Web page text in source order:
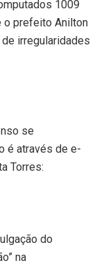
1009
o prefeito Anilton
irregularidades
se
é através de e-
Torres:
do
na